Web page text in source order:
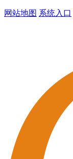
网站地图 系统入口